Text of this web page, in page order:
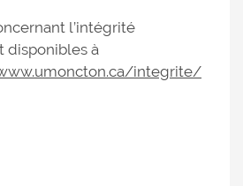
l’intégrité
disponibles à
integrite/